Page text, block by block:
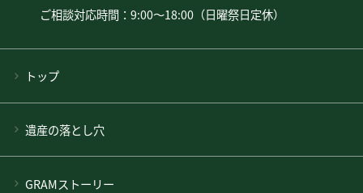
ご相談対応時間：9:00〜18:00（日曜祭日定休）
トップ
遺産の落とし穴
GRAMストーリー